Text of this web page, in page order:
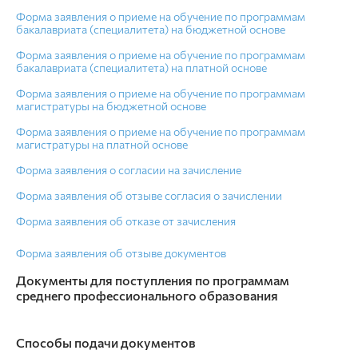
Форма заявления о приеме на обучение по программам
бакалавриата (специалитета) на бюджетной основе
Форма заявления о приеме на обучение по программам
бакалавриата (специалитета) на платной основе
Форма заявления о приеме на обучение по программам
магистратуры на бюджетной основе
Форма заявления о приеме на обучение по программам
магистратуры на платной основе
Форма заявления о согласии на зачисление
Форма заявления об отзыве согласия о зачислении
Форма заявления об отказе от зачисления
Форма заявления об отзыве документов
Документы для поступления по программам
среднего профессионального образования
Способы подачи документов